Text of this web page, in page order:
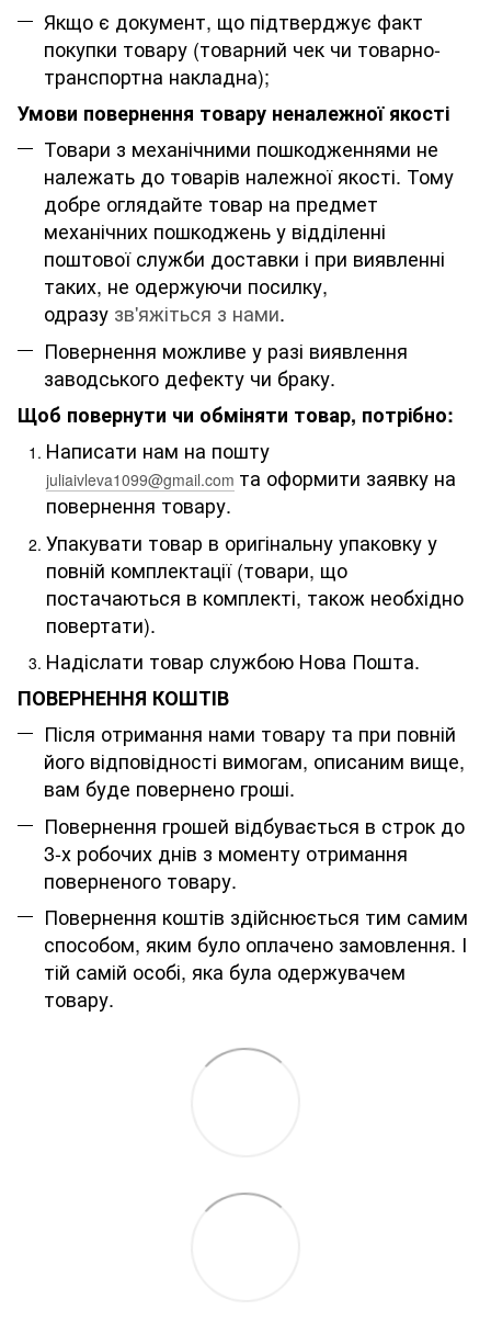
Якщо є документ, що підтверджує факт
покупки товару (товарний чек чи товарно-
транспортна накладна);
Умови повернення товару неналежної якості
Товари з механічними пошкодженнями не
належать до товарів належної якості. Тому
добре оглядайте товар на предмет
механічних пошкоджень у відділенні
поштової служби доставки і при виявленні
таких, не одержуючи посилку,
одразу зв'яжіться з нами.
Повернення можливе у разі виявлення
заводського дефекту чи браку.
Щоб повернути чи обміняти товар, потрібно:
Написати нам на пошту
juliaivleva1099@gmail.com та оформити заявку на
повернення товару.
Упакувати товар в оригінальну упаковку у
повній комплектації (товари, що
постачаються в комплекті, також необхідно
повертати).
Надіслати товар службою Нова Пошта.
ПОВЕРНЕННЯ КОШТІВ
Після отримання нами товару та при повній
його відповідності вимогам, описаним вище,
вам буде повернено гроші.
Повернення грошей відбувається в строк до
3-х робочих днів з моменту отримання
поверненого товару.
Повернення коштів здійснюється тим самим
способом, яким було оплачено замовлення. І
тій самій особі, яка була одержувачем
товару.